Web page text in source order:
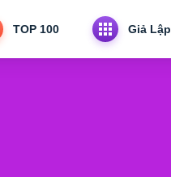
TOP 100 Giả Lập